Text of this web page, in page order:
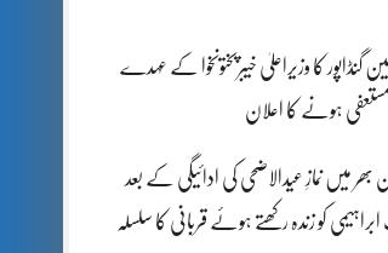
گنڈاپور کا وزیراعلیٰ خیبرپختونخوا کے عہدے
ہونے کا اعلان
بھر میں نمازِ عیدالاضحی کی ادائیگی کے بعد
کو زندہ رکھتے ہوئے قربانی کا سلسلہ